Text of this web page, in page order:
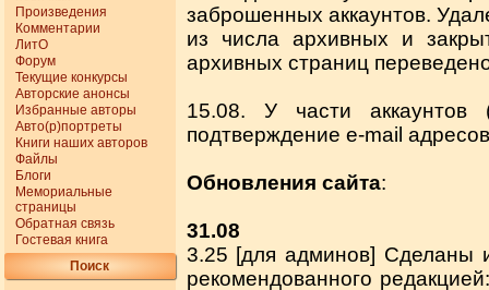
Произведения
Комментарии
ЛитО
Форум
Текущие конкурсы
Авторские анонсы
Избранные авторы
Авто(р)портреты
Книги наших авторов
Файлы
Блоги
Мемориальные
страницы
Обратная связь
Гостевая книга
Поиск
заброшенных аккаунтов.
из числа архивных и
архивных страниц
15.08. У части аккаунтов
подтверждение e-mail
Обновления сайта:
31.08
3.25 [для админов] Сделаны
рекомендованного